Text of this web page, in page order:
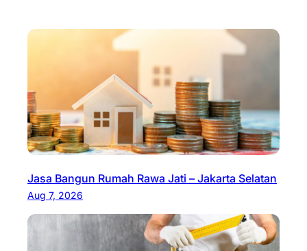
Jasa Bangun Rumah Rawa Jati – Jakarta Selatan
Aug 7, 2026